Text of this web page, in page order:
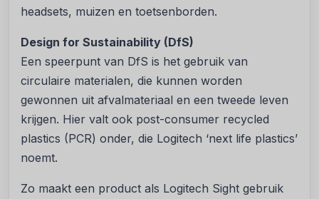
headsets, muizen en toetsenborden.
Design for Sustainability (DfS)
Een speerpunt van DfS is het gebruik van
circulaire materialen, die kunnen worden
gewonnen uit afvalmateriaal en een tweede leven
krijgen. Hier valt ook post-consumer recycled
plastics (PCR) onder, die Logitech ‘next life plastics’
noemt.
Zo maakt een product als Logitech Sight gebruik